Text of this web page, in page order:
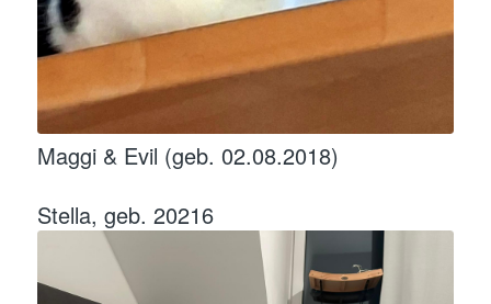
Maggi & Evil (geb. 02.08.2018)
Stella, geb. 20216